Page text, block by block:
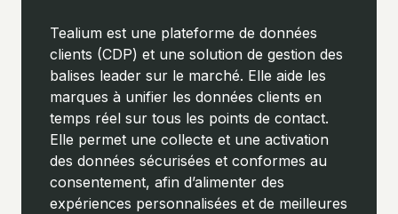
Tealium est une plateforme de données
clients (CDP) et une solution de gestion des
balises leader sur le marché. Elle aide les
marques à unifier les données clients en
temps réel sur tous les points de contact.
Elle permet une collecte et une activation
des données sécurisées et conformes au
consentement, afin d’alimenter des
expériences personnalisées et de meilleures